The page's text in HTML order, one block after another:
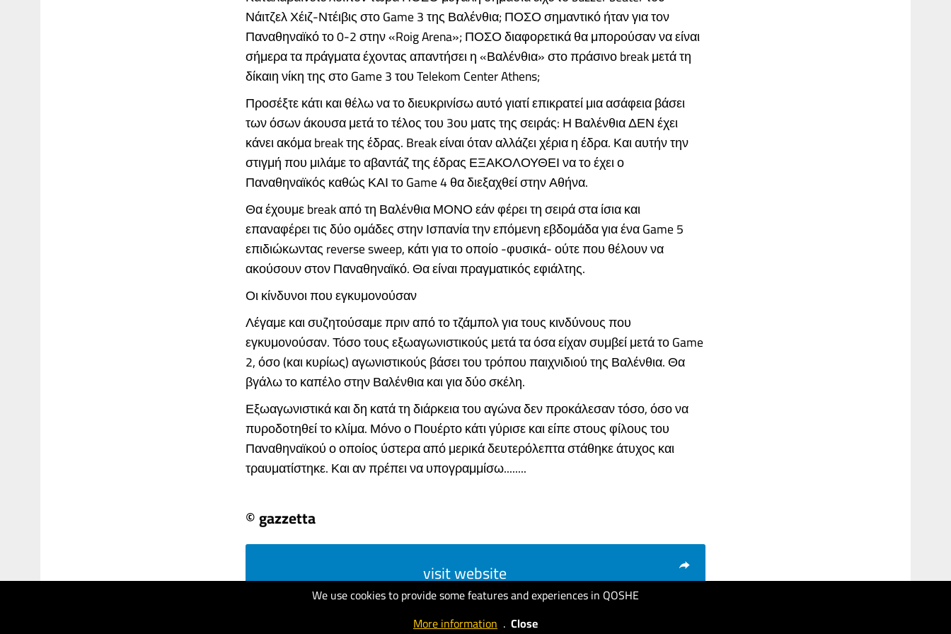
We use cookies to provide some features and experiences in QOSHE
More information . Close
Νάιτζελ Χέιζ-Ντέιβις στο Game 3 της Βαλένθια; ΠΟΣΟ σημαντικό ήταν για τον
Παναθηναϊκό το 0-2 στην «Roig Arena»; ΠΟΣΟ διαφορετικά θα μπορούσαν να είναι
σήμερα τα πράγματα έχοντας απαντήσει η «Βαλένθια» στο πράσινο break μετά τη
δίκαιη νίκη της στο Game 3 του Telekom Center Athens;
Προσέξτε κάτι και θέλω να το διευκρινίσω αυτό γιατί επικρατεί μια ασάφεια βάσει
των όσων άκουσα μετά το τέλος του 3ου ματς της σειράς: Η Βαλένθια ΔΕΝ έχει
κάνει ακόμα break της έδρας. Break είναι όταν αλλάζει χέρια η έδρα. Και αυτήν την
στιγμή που μιλάμε το αβαντάζ της έδρας ΕΞΑΚΟΛΟΥΘΕΙ να το έχει ο
Παναθηναϊκός καθώς ΚΑΙ το Game 4 θα διεξαχθεί στην Αθήνα.
Θα έχουμε break από τη Βαλένθια ΜΟΝΟ εάν φέρει τη σειρά στα ίσια και
επαναφέρει τις δύο ομάδες στην Ισπανία την επόμενη εβδομάδα για ένα Game 5
επιδιώκωντας reverse sweep, κάτι για το οποίο -φυσικά- ούτε που θέλουν να
ακούσουν στον Παναθηναϊκό. Θα είναι πραγματικός εφιάλτης.
Οι κίνδυνοι που εγκυμονούσαν
Λέγαμε και συζητούσαμε πριν από το τζάμπολ για τους κινδύνους που
εγκυμονούσαν. Τόσο τους εξωαγωνιστικούς μετά τα όσα είχαν συμβεί μετά το Game
2, όσο (και κυρίως) αγωνιστικούς βάσει του τρόπου παιχνιδιού της Βαλένθια. Θα
βγάλω το καπέλο στην Βαλένθια και για δύο σκέλη.
Εξωαγωνιστικά και δη κατά τη διάρκεια του αγώνα δεν προκάλεσαν τόσο, όσο να
πυροδοτηθεί το κλίμα. Μόνο ο Πουέρτο κάτι γύρισε και είπε στους φίλους του
Παναθηναϊκού ο οποίος ύστερα από μερικά δευτερόλεπτα στάθηκε άτυχος και
τραυματίστηκε. Και αν πρέπει να υπογραμμίσω........
© gazzetta
visit website